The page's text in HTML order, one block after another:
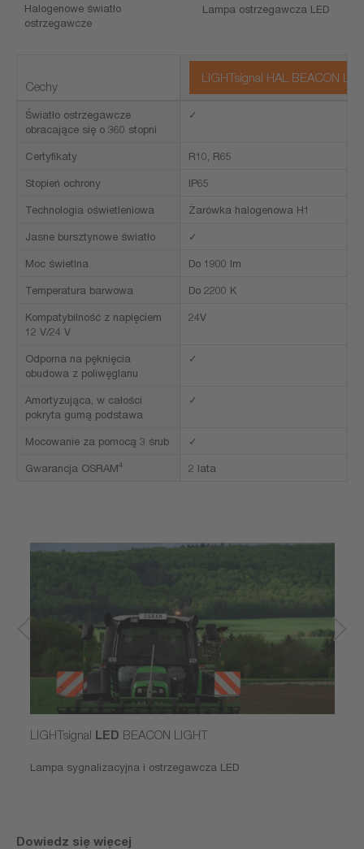
Halogenowe światło
ostrzegawcze
Lampa ostrzegawcza LED
Cechy
LIGHTsignal HAL BEACON
Światło ostrzegawcze
obracające się o 360 stopni
✓
Certyfikaty R10, R65
Stopień ochrony IP65
Technologia oświetleniowa Żarówka halogenowa H1
Jasne bursztynowe światło ✓
Moc świetlna Do 1900 lm
Temperatura barwowa Do 2200 K
Kompatybilność z napięciem
12 V/24 V
24V
Odporna na pęknięcia
obudowa z poliwęglanu
✓
Amortyzująca, w całości
pokryta gumą podstawa
✓
Mocowanie za pomocą 3 śrub ✓
Gwarancja OSRAM4 2 lata
LIGHTsignal LED BEACON LIGHT
Lampa sygnalizacyjna i ostrzegawcza LED
Dowiedz się więcej